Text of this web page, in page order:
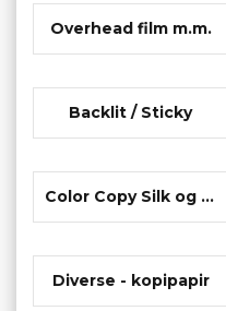
Overhead film m.m.
Backlit / Sticky
Color Copy Silk og Gloss
Diverse - kopipapir